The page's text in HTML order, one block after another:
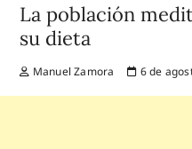
La población
su dieta
Manuel Zamora 6 de